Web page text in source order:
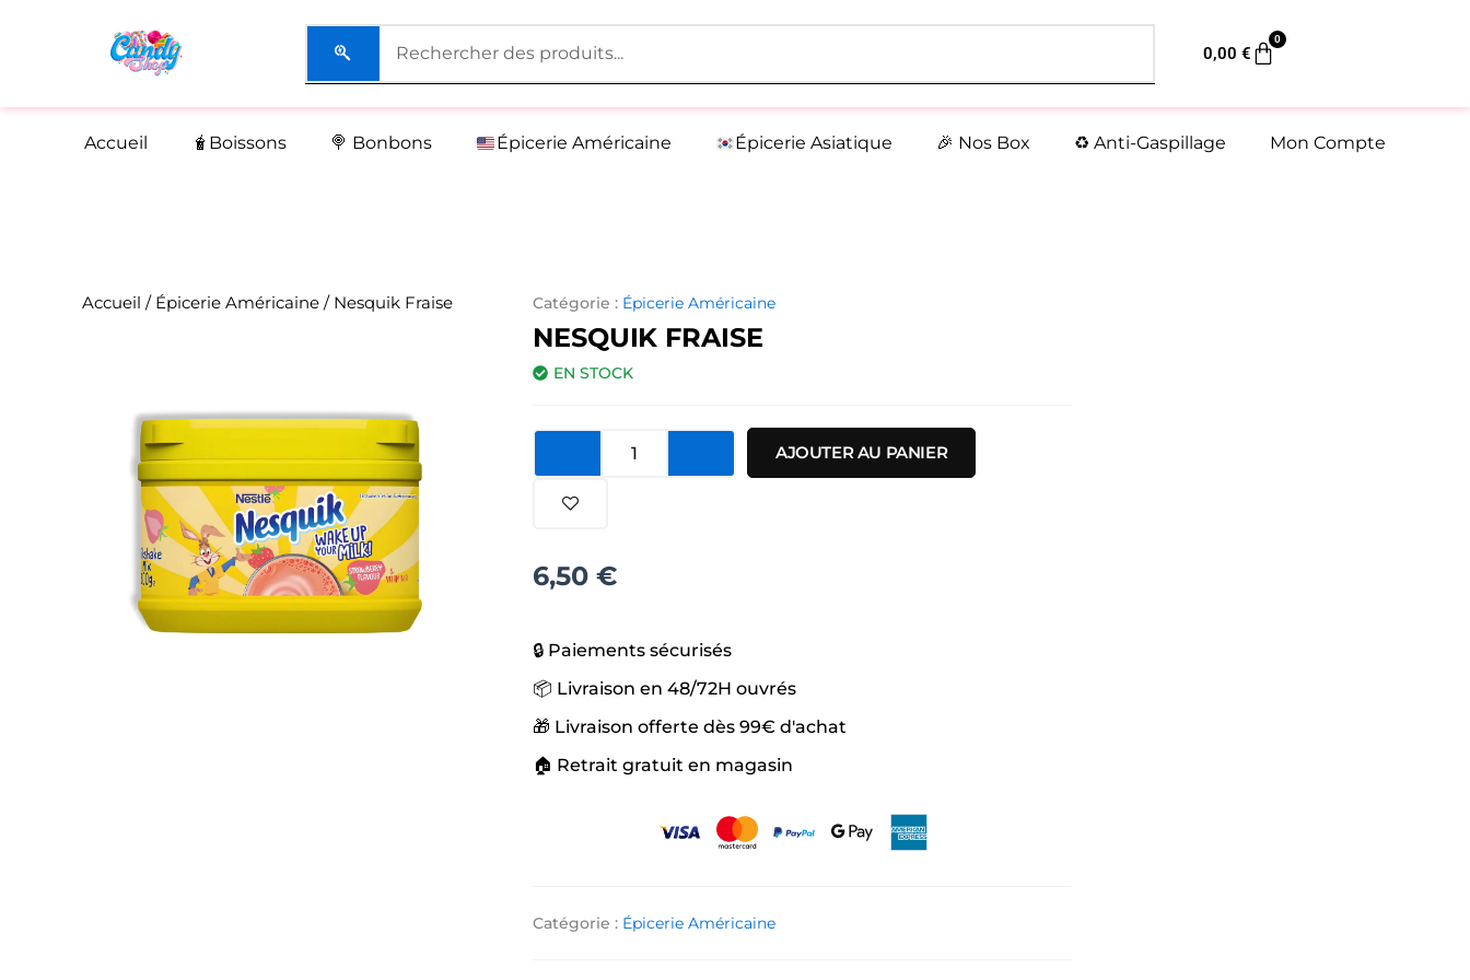
0,00€
0
Panier
Accueil 🧋Boissons 🍭 Bonbons Épicerie Américaine Épicerie Asiatique 🎉 Nos Box ♻️ Anti-Gaspillage Mon Compte
Accueil / Épicerie Américaine / Nesquik Fraise Catégorie : Épicerie Américaine
NESQUIK FRAISE
EN STOCK
quantité
AJOUTER AU PANIER
6,50 €
🔒 Paiements sécurisés
📦 Livraison en 48/72H ouvrés
🎁 Livraison offerte dès 99€ d'achat
🏠 Retrait gratuit en magasin
Catégorie : Épicerie Américaine